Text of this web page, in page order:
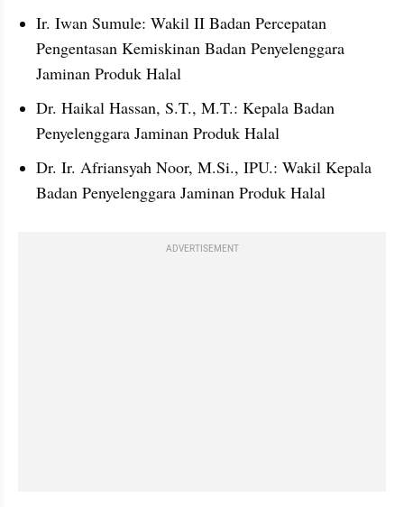
Ir. Iwan Sumule: Wakil II Badan Percepatan
Pengentasan Kemiskinan Badan Penyelenggara
Jaminan Produk Halal
Dr. Haikal Hassan, S.T., M.T.: Kepala Badan
Penyelenggara Jaminan Produk Halal
Dr. Ir. Afriansyah Noor, M.Si., IPU.: Wakil Kepala
Badan Penyelenggara Jaminan Produk Halal
ADVERTISEMENT